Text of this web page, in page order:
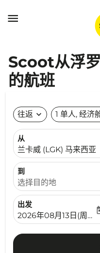

Scoot从浮
的航班
往返 expand_more 1 单人, 经济
从
兰卡威 (LGK) 马来西亚
到
选择目的地
出发
fc-booking-
2026年08月13日(周四)